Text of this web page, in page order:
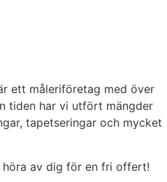
ett måleriföretag med över
tiden har vi utfört mängder
tapetseringar och mycket
av dig för en fri offert!